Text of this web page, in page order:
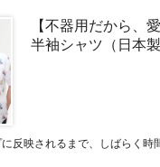
【不器用だから、
半袖シャツ（日本
反映されるまで、しばらく時